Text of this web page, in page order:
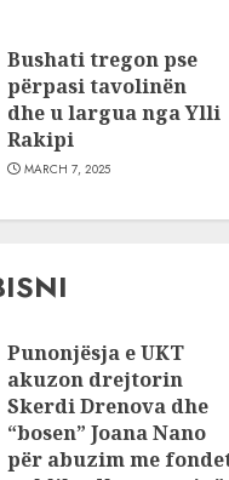
Bushati tregon pse
përpasi tavolinën
dhe u largua nga Ylli
Rakipi
MARCH 7, 2025
Punonjësja e UKT
akuzon drejtorin
Skerdi Drenova dhe
“bosen” Joana Nano
për abuzim me